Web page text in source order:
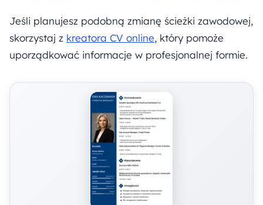
Jeśli planujesz podobną zmianę ścieżki zawodowej,
skorzystaj z kreatora CV online, który pomoże
uporządkować informacje w profesjonalnej formie.